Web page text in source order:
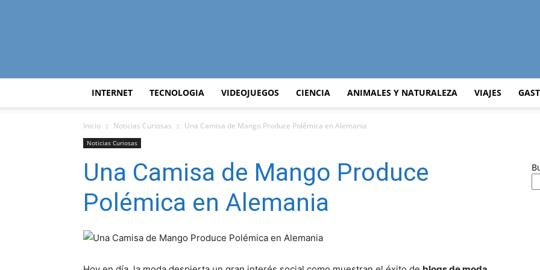
Curiosidades
INTERNET TECNOLOGIA VIDEOJUEGOS CIENCIA ANIMALES Y NATURALEZA VIAJES
Inicio Noticias Curiosas Una Camisa de Mango Produce Polémica en Alemania
Noticias Curiosas
Una Camisa de Mango Produce
Polémica en Alemania